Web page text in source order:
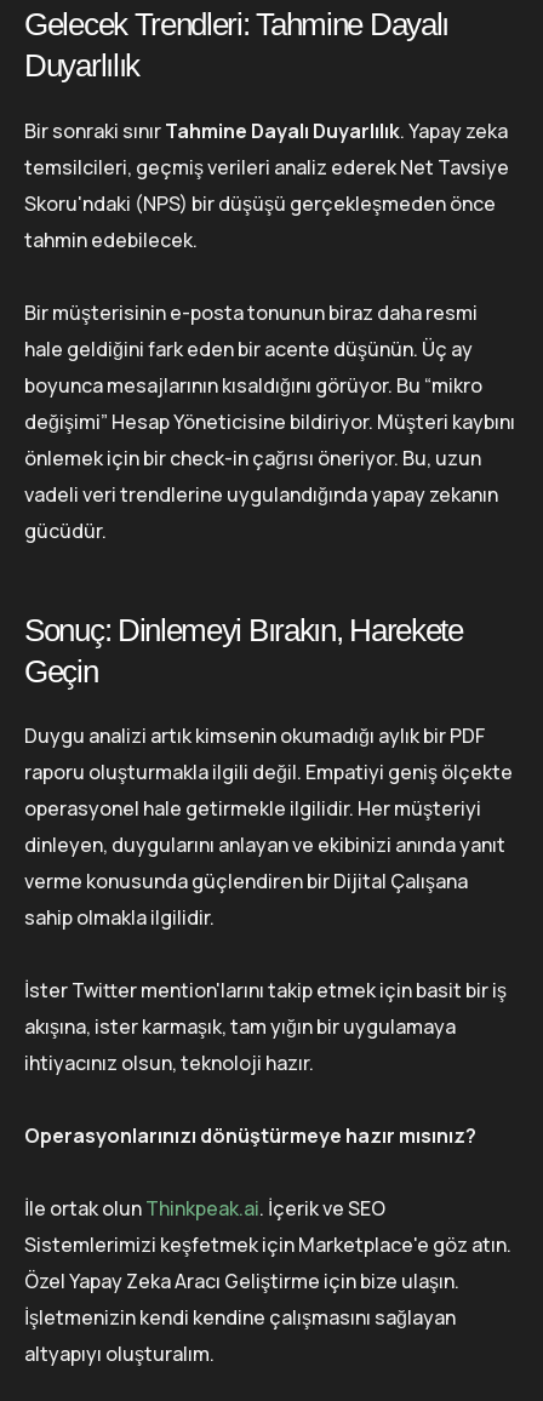
Gelecek Trendleri: Tahmine Dayalı
Duyarlılık
Bir sonraki sınırTahmine Dayalı Duyarlılık. Yapay zeka
temsilcileri, geçmiş verileri analiz ederek Net Tavsiye
Skoru'ndaki (NPS) bir düşüşü gerçekleşmeden önce
tahmin edebilecek.
Bir müşterisinin e-posta tonunun biraz daha resmi
hale geldiğini fark eden bir acente düşünün. Üç ay
boyunca mesajlarının kısaldığını görüyor. Bu “mikro
değişimi” Hesap Yöneticisine bildiriyor. Müşteri kaybını
önlemek için bir check-in çağrısı öneriyor. Bu, uzun
vadeli veri trendlerine uygulandığında yapay zekanın
gücüdür.
Sonuç: Dinlemeyi Bırakın, Harekete
Geçin
Duygu analizi artık kimsenin okumadığı aylık bir PDF
raporu oluşturmakla ilgili değil. Empatiyi geniş ölçekte
operasyonel hale getirmekle ilgilidir. Her müşteriyi
dinleyen, duygularını anlayan ve ekibinizi anında yanıt
verme konusunda güçlendiren bir Dijital Çalışana
sahip olmakla ilgilidir.
İster Twitter mention'larını takip etmek için basit bir iş
akışına, ister karmaşık, tam yığın bir uygulamaya
ihtiyacınız olsun, teknoloji hazır.
Operasyonlarınızı dönüştürmeye hazır mısınız?
İle ortak olunThinkpeak.ai. İçerik ve SEO
Sistemlerimizi keşfetmek için Marketplace'e göz atın.
Özel Yapay Zeka Aracı Geliştirme için bize ulaşın.
İşletmenizin kendi kendine çalışmasını sağlayan
altyapıyı oluşturalım.